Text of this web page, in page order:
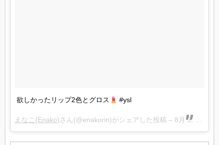
欲しかったリップ2色とグロス #ysl
えなこ(Enako)さん(@enakorin)がシェアした投稿 – 8月 3, 2017 at 3:14午前 PDT